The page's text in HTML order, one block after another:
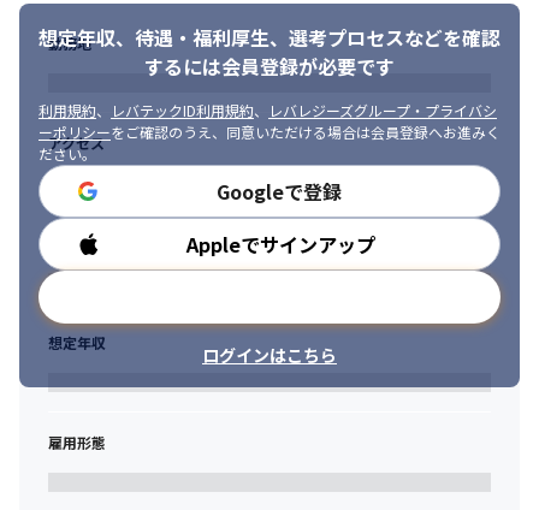
ト・マネジメント・コンサルなど複数ルート）
・業界売上トップクラスグループの安定基盤と柔軟な働き方の両
■職種チェンジも可能な「自己実現制度」❗
公募によって選ばれた社員に対し通常の予算や権限を越えて自己
実現をサポートします！
過去には「機械設計エンジニアからデータサイエンティスト」と
いう事例もあり、
ゼロからスタートしてデータサイエンティストとして稼働するま
で会社が全面的にバックアップしました。
想定年収、待遇・福利厚生、 選考プロセスなどを確認
するには会員登録が必要です
利用規約、 レバテックID利用規約、
レバレジーズグループ・プライバシ
ーポリシーをご確認のうえ、同意いただける場合は会員登録へお進みく
ださい。
Googleで登録
Appleでサインアップ
ログインはこちら
勤務地
アクセス
勤務時間
想定年収
雇用形態